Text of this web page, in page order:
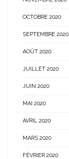
OCTOBRE 2020
SEPTEMBRE 2020
AOÛT 2020
JUILLET 2020
JUIN 2020
MAI 2020
AVRIL 2020
MARS 2020
FÉVRIER 2020